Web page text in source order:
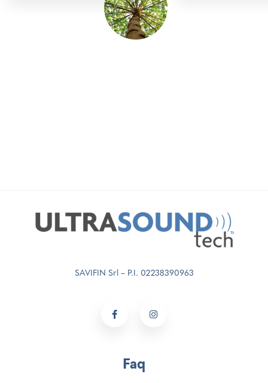
SAVIFIN Srl – P.I. 02238390963
Faq